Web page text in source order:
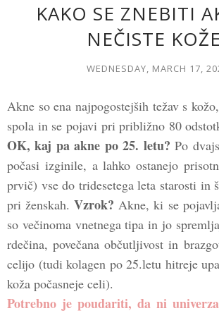
KAKO SE ZNEBITI
NEČISTE
WEDNESDAY, MARCH 17,
Akne so ena najpogostejših težav s
spola in se pojavi pri približno 80
OK, kaj pa akne po 25. letu? Po
počasi izginile, a lahko ostanejo
prvič) vse do tridesetega leta starosti in
pri ženskah.Vzrok? Akne, ki se
so večinoma vnetnega tipa in jo
rdečina, povečana občutljivost in
celijo (tudi kolagen po 25.letu hitreje
koža počasneje celi).
Potrebno je poudariti, da ni